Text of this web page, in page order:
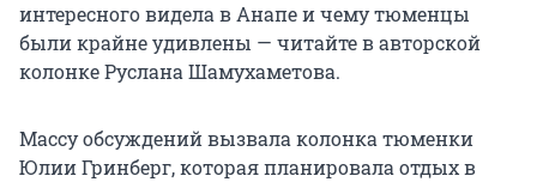
интересного видела в Анапе и чему тюменцы
были крайне удивлены — читайте в авторской
колонке Руслана Шамухаметова.
Массу обсуждений вызвала колонка тюменки
Юлии Гринберг, которая планировала отдых в